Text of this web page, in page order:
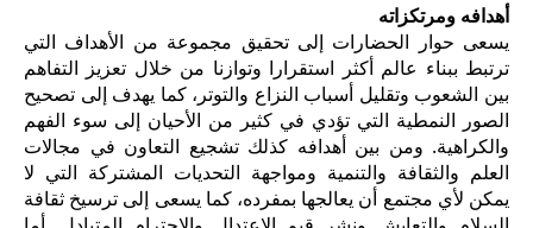
أهدافه ومرتكزاته
يسعى حوار الحضارات إلى تحقيق مجموعة من الأهداف التي
ترتبط ببناء عالم أكثر استقرارا وتوازنا من خلال تعزيز التفاهم
بين الشعوب وتقليل أسباب النزاع والتوتر، كما يهدف إلى تصحيح
الصور النمطية التي تؤدي في كثير من الأحيان إلى سوء الفهم
والكراهية. ومن بين أهدافه كذلك تشجيع التعاون في مجالات
العلم والثقافة والتنمية ومواجهة التحديات المشتركة التي لا
يمكن لأي مجتمع أن يعالجها بمفرده، كما يسعى إلى ترسيخ ثقافة